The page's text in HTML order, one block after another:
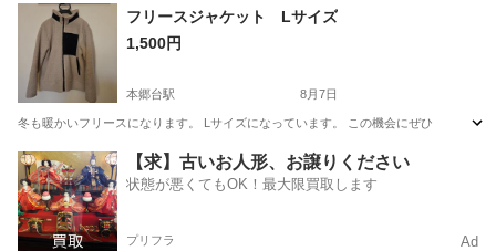
神奈川 相模原市 下溝駅 Tシャツ ノースフェイス
フリースジャケット Lサイズ
1,500円
本郷台駅 8月7日
冬も暖かいフリースになります。 Lサイズになっています。 この機会にぜひ
神奈川 横浜市 本郷台駅 コート フリースジャケット
【求】古いお人形、お譲りください
状態が悪くてもOK！最大限買取します
プリフラ Ad